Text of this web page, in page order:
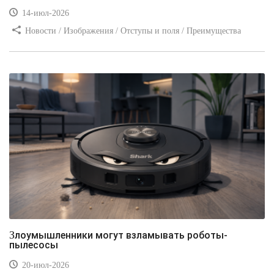
14-июл-2026
Новости / Изображения / Отступы и поля / Преимущества
Злоумышленники могут взламывать роботы-
пылесосы
20-июл-2026